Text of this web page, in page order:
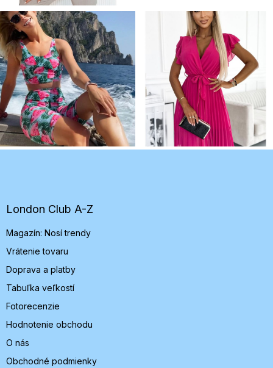
e
London Club A-Z
Magazín: Nosí trendy
Vrátenie tovaru
Doprava a platby
Tabuľka veľkostí
Fotorecenzie
Hodnotenie obchodu
O nás
Obchodné podmienky